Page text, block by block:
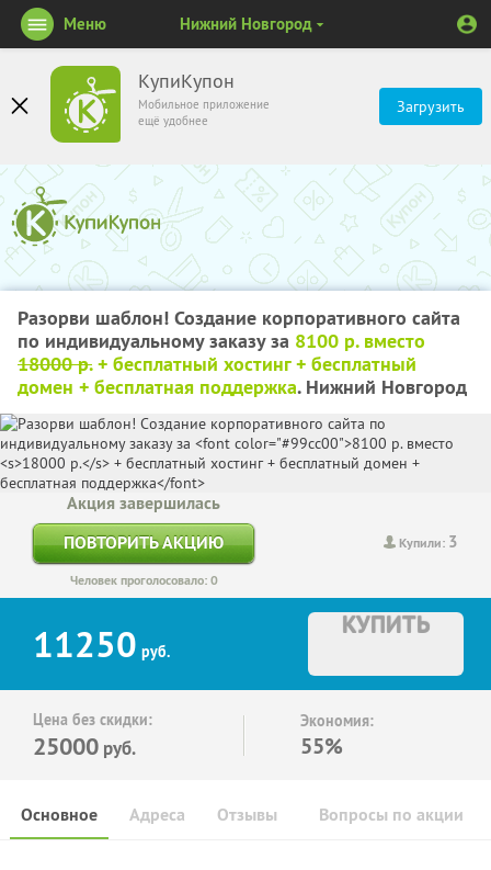
КупиКупон
Мобильное приложение
ещё удобнее
Загрузить
Меню Нижний Новгород
Разорви шаблон! Создание корпоративного сайта
по индивидуальному заказу за 8100 р. вместо
18000 р.+ бесплатный хостинг + бесплатный
домен + бесплатная поддержка. Нижний Новгород
Купили: 3
Акция завершилась
ПОВТОРИТЬ АКЦИЮ
Человек проголосовало: 0
11250 руб.
КУПИТЬ
Цена без скидки:
25000 руб.
Экономия:
55%
Основное Отзывы Вопросы по акции
Адреса